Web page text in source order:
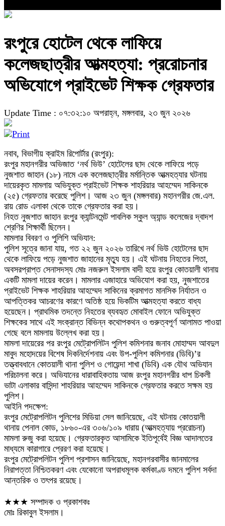
রংপুরে হোটেল থেকে লাফিয়ে
কলেজছাত্রীর আত্মহত্যা: প্ররোচনার
অভিযোগে প্রাইভেট শিক্ষক গ্রেফতার
Update Time : ০৭:৩২:১০ অপরাহ্ন, মঙ্গলবার, ২৩ জুন ২০২৬
নবাব, বিভাগীয় ক্রাইম রিপোর্টার (রংপুর):
রংপুর মহানগরীর অভিজাত ‘নর্থ ভিউ’ হোটেলের ছাদ থেকে লাফিয়ে পড়ে
নুজশাত জাহান (১৮) নামে এক কলেজছাত্রীর মর্মান্তিক আত্মহত্যার ঘটনায়
দায়েরকৃত মামলায় অভিযুক্ত প্রাইভেট শিক্ষক শাহরিয়ার আহম্মেদ সাকিনকে
(২৫) গ্রেফতার করেছে পুলিশ। আজ ২৩ জুন (মঙ্গলবার) মহানগরীর জে.এল.
রায় রোড এলাকা থেকে তাকে গ্রেফতার করা হয়।
নিহত নুজশাত জাহান রংপুর ক্যান্টনমেন্ট পাবলিক স্কুল অ্যান্ড কলেজের দ্বাদশ
শ্রেণির শিক্ষার্থী ছিলেন।
মামলার বিবরণ ও পুলিশি অভিযান:
পুলিশ সূত্রে জানা যায়, গত ২২ জুন ২০২৬ তারিখে নর্থ ভিউ হোটেলের ছাদ
থেকে লাফিয়ে পড়ে নুজশাত জাহানের মৃত্যু হয়। এই ঘটনায় নিহতের পিতা,
অবসরপ্রাপ্ত সেনাসদস্য মোঃ নজরুল ইসলাম বাদী হয়ে রংপুর কোতয়ালী থানায়
একটি মামলা দায়ের করেন। মামলার এজাহারে অভিযোগ করা হয়, নুজশাতের
প্রাইভেট শিক্ষক শাহরিয়ার আহম্মেদ সাকিনের ক্রমাগত মানসিক নির্যাতন ও
আপত্তিকর আচরণের কারণে অতিষ্ঠ হয়ে ভিকটিম আত্মহত্যা করতে বাধ্য
হয়েছেন। প্রাথমিক তদন্তে নিহতের ব্যবহৃত মোবাইল ফোনে অভিযুক্ত
শিক্ষকের সাথে এই সংক্রান্ত বিভিন্ন কথোপকথন ও গুরুত্বপূর্ণ আলামত পাওয়া
গেছে বলে মামলায় উল্লেখ করা হয়।
মামলা দায়েরের পর রংপুর মেট্রোপলিটন পুলিশ কমিশনার জনাব মোহাম্মদ আবদুল
মাবুদ মহোদয়ের বিশেষ দিকনির্দেশনায় এবং উপ-পুলিশ কমিশনার (ডিবি)’র
তত্ত্বাবধানে কোতয়ালী থানা পুলিশ ও গোয়েন্দা শাখা (ডিবি) এক যৌথ অভিযান
পরিচালনা করে। অভিযানের ধারাবাহিকতায় আজ রংপুর মহানগরীর ধাপ চিকলী
ভাটা এলাকার বাসিন্দা শাহরিয়ার আহম্মেদ সাকিনকে গ্রেফতার করতে সক্ষম হয়
পুলিশ।
আইনি পদক্ষেপ:
রংপুর মেট্রোপলিটন পুলিশের মিডিয়া সেল জানিয়েছে, এই ঘটনায় কোতয়ালী
থানায় পেনাল কোড, ১৮৬০-এর ৩০৬/১০৯ ধারায় (আত্মহত্যায় প্ররোচনা)
মামলা রুজু করা হয়েছে। গ্রেফতারকৃত আসামিকে ইতিপূর্বেই বিজ্ঞ আদালতের
মাধ্যমে কারাগারে প্রেরণ করা হয়েছে।
রংপুর মেট্রোপলিটন পুলিশ প্রশাসন জানিয়েছে, মহানগরবাসীর জানমালের
নিরাপত্তা নিশ্চিতকরণ এবং যেকোনো অপরাধমূলক কর্মকাণ্ড দমনে পুলিশ সর্বদা
আন্তরিক ও তৎপর রয়েছে।
★★★ সম্পাদক ও প্রকাশকঃ
মোঃ রিকাবুল ইসলাম।